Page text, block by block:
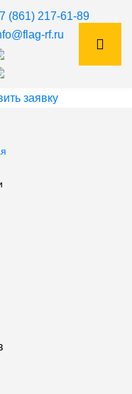
(861) 217-61-89
rf.ru
заявку